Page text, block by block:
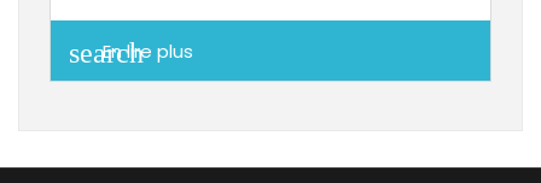
search
En lire plus